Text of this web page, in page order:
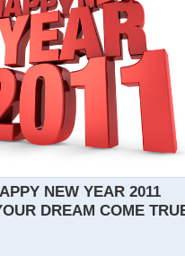
NEW YEAR 2011
DREAM COME